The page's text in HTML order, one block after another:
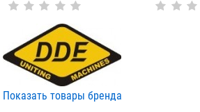
Показать товары бренда